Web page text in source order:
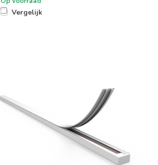
Vergelijk